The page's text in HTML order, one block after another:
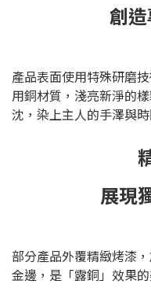
創
產品表面使用特殊研磨
用銅材質，淺亮新淨的
沈，染上主人的手澤與
展現
部分產品外覆精緻烤漆
金邊，是「露銅」效果